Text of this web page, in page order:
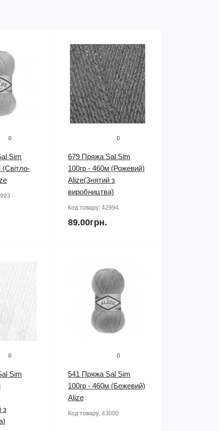
0
Sim
(Світло-
0
679 Пряжа Sal Sim
100гр - 460м (Рожевий)
Alize(Знятий з
виробництва)
Код товару: 42994
89.00грн.
0
Sim
з
0
541 Пряжа Sal Sim
100гр - 460м (Бежевий)
Alize
Код товару: 43000